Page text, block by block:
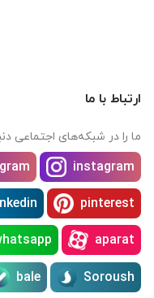
ارتباط با ما
ما را در شبکه‌های اجتماعی
instagram
pinterest
aparat
Soroush
bale